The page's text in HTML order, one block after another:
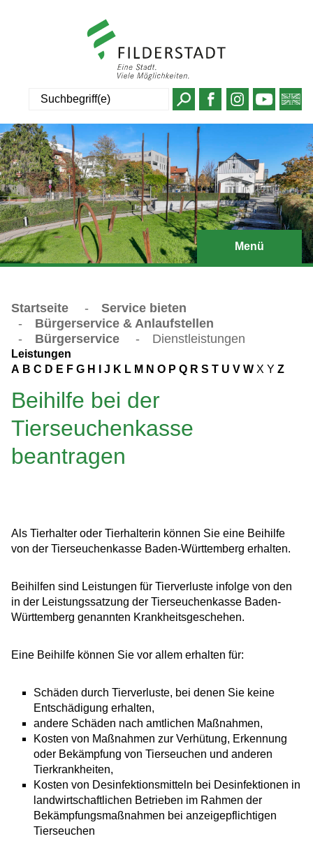
Menü
Startseite -
Service bieten
-
Bürgerservice & Anlaufstellen
-
Bürgerservice - Dienstleistungen
Leistungen
A B C D E F G H J K L M N O P Q R S T U V W X Y Z
Beihilfe bei der
Tierseuchenkasse
beantragen
Als Tierhalter oder Tierhalterin können Sie eine Beihilfe
von der Tierseuchenkasse Baden-Württemberg erhalten.
Beihilfen sind Leistungen für Tierverluste infolge von den
in der Leistungssatzung der Tierseuchenkasse Baden-
Württemberg genannten Krankheitsgeschehen.
Eine Beihilfe können Sie vor allem erhalten für:
Schäden durch Tierverluste, bei denen Sie keine
Entschädigung erhalten,
andere Schäden nach amtlichen Maßnahmen,
Kosten von Maßnahmen zur Verhütung, Erkennung
oder Bekämpfung von Tierseuchen und anderen
Tierkrankheiten,
Kosten von Desinfektionsmitteln bei Desinfektionen in
landwirtschaftlichen Betrieben im Rahmen der
Bekämpfungsmaßnahmen bei anzeigepflichtigen
Tierseuchen